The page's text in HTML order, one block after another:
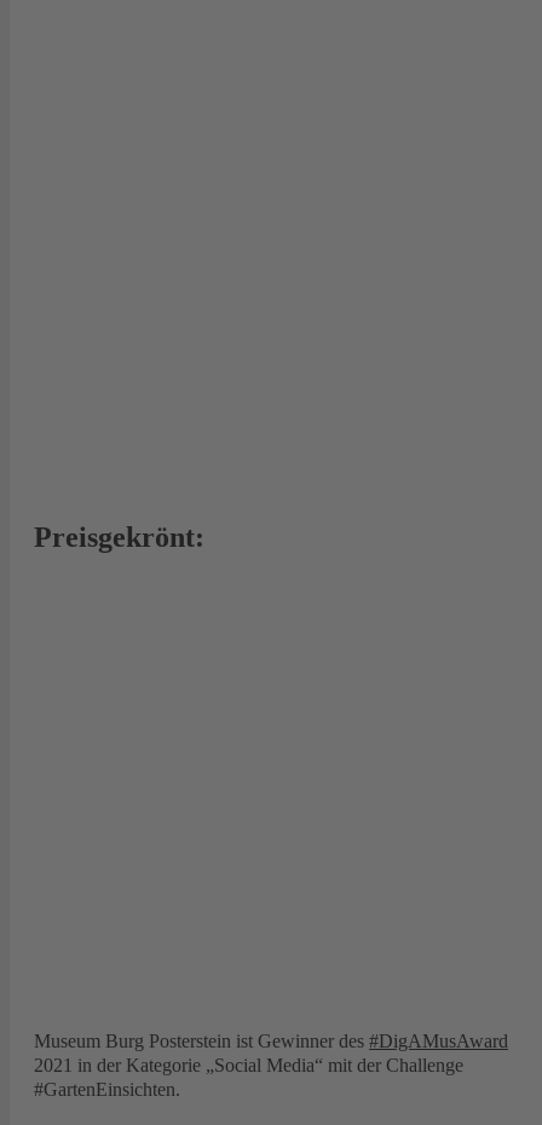
Preisgekrönt:
Museum Burg Posterstein ist Gewinner des #DigAMusAward
2021 in der Kategorie „Social Media“ mit der Challenge
#GartenEinsichten.